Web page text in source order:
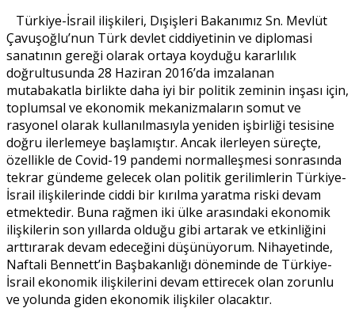
Türkiye-İsrail ilişkileri, Dışişleri Bakanımız Sn. Mevlüt
Çavuşoğlu’nun Türk devlet ciddiyetinin ve diplomasi
sanatının gereği olarak ortaya koyduğu kararlılık
doğrultusunda 28 Haziran 2016’da imzalanan
mutabakatla birlikte daha iyi bir politik zeminin inşası için,
toplumsal ve ekonomik mekanizmaların somut ve
rasyonel olarak kullanılmasıyla yeniden işbirliği tesisine
doğru ilerlemeye başlamıştır. Ancak ilerleyen süreçte,
özellikle de Covid-19 pandemi normalleşmesi sonrasında
tekrar gündeme gelecek olan politik gerilimlerin Türkiye-
İsrail ilişkilerinde ciddi bir kırılma yaratma riski devam
etmektedir. Buna rağmen iki ülke arasındaki ekonomik
ilişkilerin son yıllarda olduğu gibi artarak ve etkinliğini
arttırarak devam edeceğini düşünüyorum. Nihayetinde,
Naftali Bennett’in Başbakanlığı döneminde de Türkiye-
İsrail ekonomik ilişkilerini devam ettirecek olan zorunlu
ve yolunda giden ekonomik ilişkiler olacaktır.